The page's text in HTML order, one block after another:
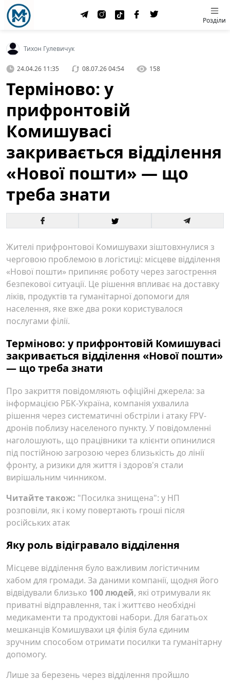
Розділи
Тихон Гулевичук
24.04.26 11:35 08.07.26 04:54 158
Терміново: у
прифронтовій
Комишувасі
закривається відділення
«Нової пошти» — що
треба знати
Жителі прифронтової Комишувахи зіштовхнулися з
черговою проблемою в логістиці: місцеве відділення
«Нової пошти» припиняє роботу через загострення
безпекової ситуації. Це рішення впливає на доставку
ліків, продуктів та гуманітарної допомоги для
населення, яке вже два роки користувалося
послугами філії.
Терміново: у прифронтовій Комишувасі
закривається відділення «Нової пошти»
— що треба знати
Про закриття повідомляють офіційні джерела: за
інформацією РБК-Україна, компанія ухвалила
рішення через систематичні обстріли і атаку FPV-
дронів поблизу населеного пункту. У повідомленні
наголошують, що працівники та клієнти опинилися
під постійною загрозою через близькість до лінії
фронту, а ризики для життя і здоров'я стали
вирішальним чинником.
Читайте також: "Посилка знищена": у НП
розповіли, як і кому повертають гроші після
російських атак
Яку роль відігравало відділення
Місцеве відділення було важливим логістичним
хабом для громади. За даними компанії, щодня його
відвідували близько 100 людей, які отримували як
приватні відправлення, так і життєво необхідні
медикаменти та продуктові набори. Для багатьох
мешканців Комишувахи ця філія була єдиним
зручним способом отримати посилки та гуманітарну
допомогу.
Лише за березень через відділення пройшло